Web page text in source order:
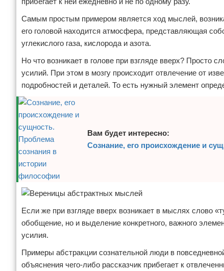
Самым простым примером является ход мыслей,
его головой находится атмосфера, представляющая
углекислого газа, кислорода и азота.
Но что возникает в голове при взгляде вверх? Просто
усилий. При этом в мозгу происходит отвлечение от
подробностей и деталей. То есть нужный элемент
Вам будет интересно:
Сознание, его происхождение и
Если же при взгляде вверх возникает в мыслях слово
обобщение, но и выделение конкретного, важного
усилия.
Примеры абстракции сознательной люди в
объяснения чего-либо рассказчик прибегает к